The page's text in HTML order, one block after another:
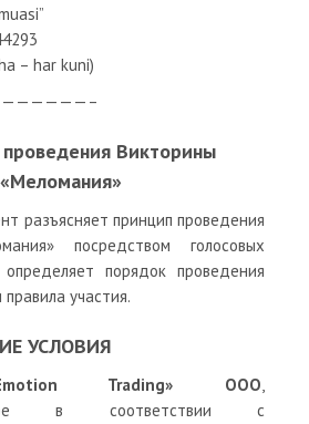
– har kuni)
проведения Викторины
«Меломания»
разъясняет принцип проведения
посредством голосовых
порядок проведения
участия.
УСЛОВИЯ
Trading» ООО,
в соответствии с